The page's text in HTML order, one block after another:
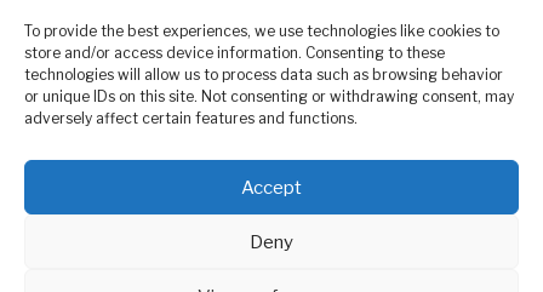
To provide the best experiences, we use technologies like cookies to
store and/or access device information. Consenting to these
technologies will allow us to process data such as browsing behavior
or unique IDs on this site. Not consenting or withdrawing consent, may
adversely affect certain features and functions.
Accept
Deny
Tristesse et attente
Variable complexe